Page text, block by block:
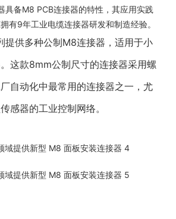
具备M8 PCB连接器的特性，其应用实践
有9年工业电缆连接器研发和制造经验。
提供多种公制M8连接器，适用于小
这款8mm公制尺寸的连接器采用螺
自动化中最常用的连接器之一，尤
感器的工业控制网络。